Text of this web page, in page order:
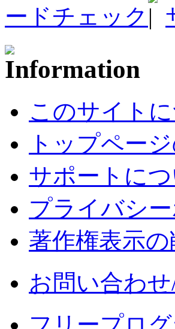
ードチェック
このサイト
トップペー
サポートに
プライバシ
著作権表示
お問い合わ